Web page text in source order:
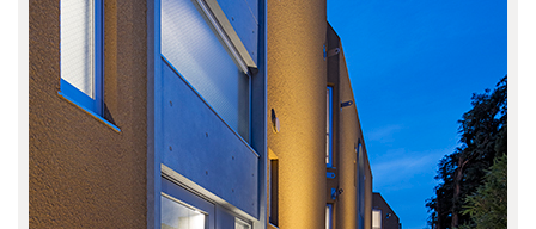
趣味 (6)
料理 (6)
旅行 (5)
あそび (2)
meets A! (4)
中央線ケンチク会 (15)